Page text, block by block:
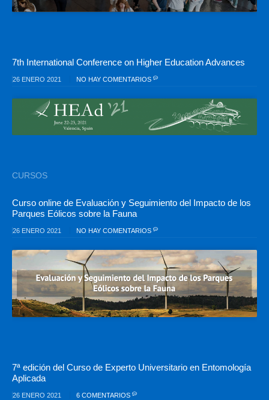
7th International Conference on Higher Education Advances
26 ENERO 2021 NO HAY COMENTARIOS
CURSOS
Curso online de Evaluación y Seguimiento del Impacto de los
Parques Eólicos sobre la Fauna
26 ENERO 2021 NO HAY COMENTARIOS
7ª edición del Curso de Experto Universitario en Entomología
Aplicada
26 ENERO 2021 6 COMENTARIOS